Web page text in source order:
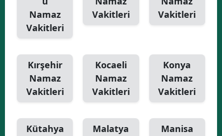
Namaz
Vakitleri
Vakitleri
Vakitleri
Kırşehir
Namaz
Vakitleri
Kocaeli
Namaz
Vakitleri
Konya
Namaz
Vakitleri
Kütahya
Malatya
Manisa